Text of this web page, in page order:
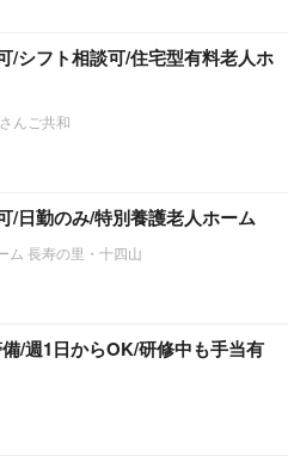
/シフト相談可/住宅型有料老人ホ
んご共和
/日勤のみ/特別養護老人ホーム
ム 長寿の里・十四山
/週1日からOK/研修中も手当有